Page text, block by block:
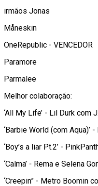
irmãos Jonas
Måneskin
OneRepublic - VENCEDOR
Paramore
Parmalee
Melhor colaboração:
‘All My Life’ - Lil Durk com
‘Barbie World (com Aqua)’
‘Boy’s a liar Pt.2’ -
‘Calma’ - Rema e Selena
‘Creepin” - Metro Boomin